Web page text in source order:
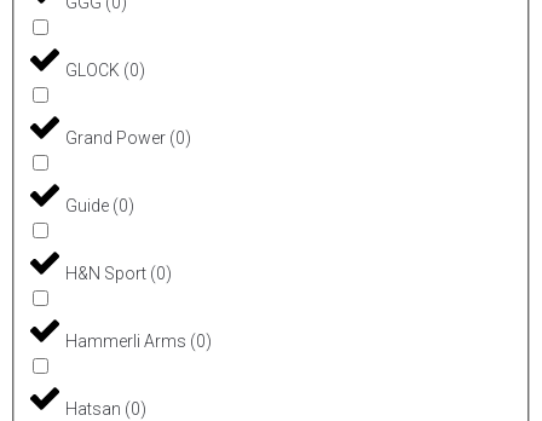
GLOCK (0)
Grand Power (0)
Guide (0)
H&N Sport (0)
Hammerli Arms (0)
Hatsan (0)